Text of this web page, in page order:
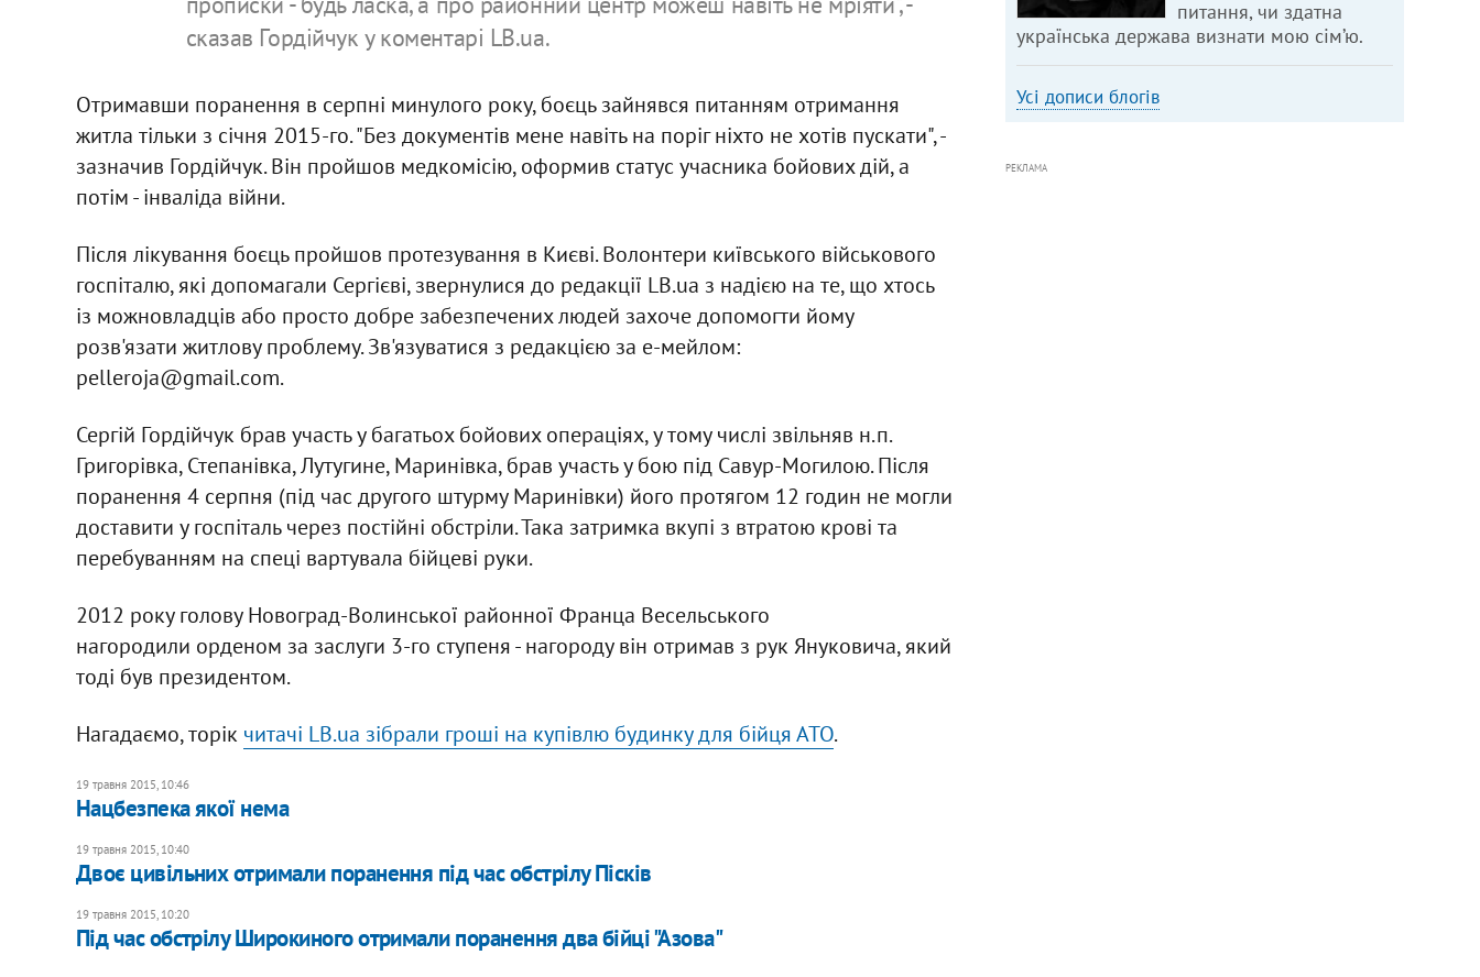
сказав Гордійчук у коментарі LB.ua.
Отримавши поранення в серпні минулого року, боєць зайнявся питанням отримання
житла тільки з січня 2015-го. "Без документів мене навіть на поріг ніхто не хотів пускати", -
зазначив Гордійчук. Він пройшов медкомісію, оформив статус учасника бойових дій, а
потім - інваліда війни.
Після лікування боєць пройшов протезування в Києві. Волонтери київського військового
госпіталю, які допомагали Сергієві, звернулися до редакції LB.ua з надією на те, що хтось
із можновладців або просто добре забезпечених людей захоче допомогти йому
розв'язати житлову проблему. Зв'язуватися з редакцією за е-мейлом:
pelleroja@gmail.com.
Сергій Гордійчук брав участь у багатьох бойових операціях, у тому числі звільняв н.п.
Григорівка, Степанівка, Лутугине, Маринівка, брав участь у бою під Савур-Могилою. Після
поранення 4 серпня (під час другого штурму Маринівки) його протягом 12 годин не могли
доставити у госпіталь через постійні обстріли. Така затримка вкупі з втратою крові та
перебуванням на спеці вартувала бійцеві руки.
2012 року голову Новоград-Волинської районної Франца Весельського
нагородили орденом за заслуги 3-го ступеня - нагороду він отримав з рук Януковича, який
тоді був президентом.
Нагадаємо, торік читачі LB.ua зібрали гроші на купівлю будинку для бійця АТО.
19 травня 2015, 10:46
Нацбезпека якої нема
19 травня 2015, 10:40
Двоє цивільних отримали поранення під час обстрілу Пісків
19 травня 2015, 10:20
Під час обстрілу Широкиного отримали поранення два бійці "Азова"
питання, чи здатна
українська держава визнати мою сім’ю.
Усі дописи блогів
РЕКЛАМА